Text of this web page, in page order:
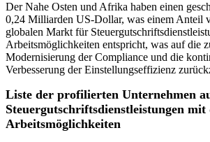
Der Nahe Osten und Afrika haben einen
0,24 Milliarden US-Dollar, was einem Anteil
globalen Markt für
Arbeitsmöglichkeiten entspricht, was auf die
Modernisierung der Compliance und die
Verbesserung der Einstellungseffizienz
Liste der profilierten Unternehmen
Steuergutschriftsdienstleistungen mit
Arbeitsmöglichkeiten